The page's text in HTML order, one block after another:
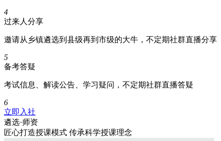
4
过来人分享
邀请从乡镇遴选到县级再到市级的大牛，不定期社群直播分享
5
备考答疑
考试信息、解读公告、学习疑问，不定期社群直播答疑
6
立即入社
遴选·师资
匠心打造授课模式 传承科学授课理念